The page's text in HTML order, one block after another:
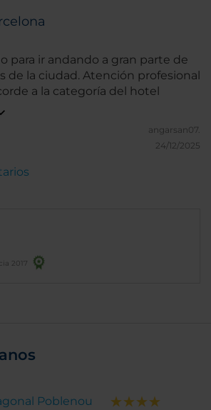
para ir andando a gran parte de
de la ciudad. Atención profesional
a la categoría del hotel
angarsan07.
24/12/2025
2017
Poblenou